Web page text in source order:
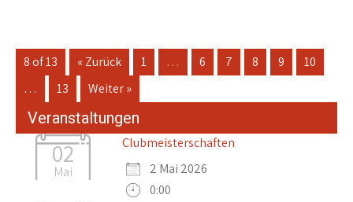
8 of 13 « Zurück 1 … 6 7 8 9
10
…
13 Weiter »
Veranstaltungen
02
Mai
Clubmeisterschaften
2 Mai 2026
0:00